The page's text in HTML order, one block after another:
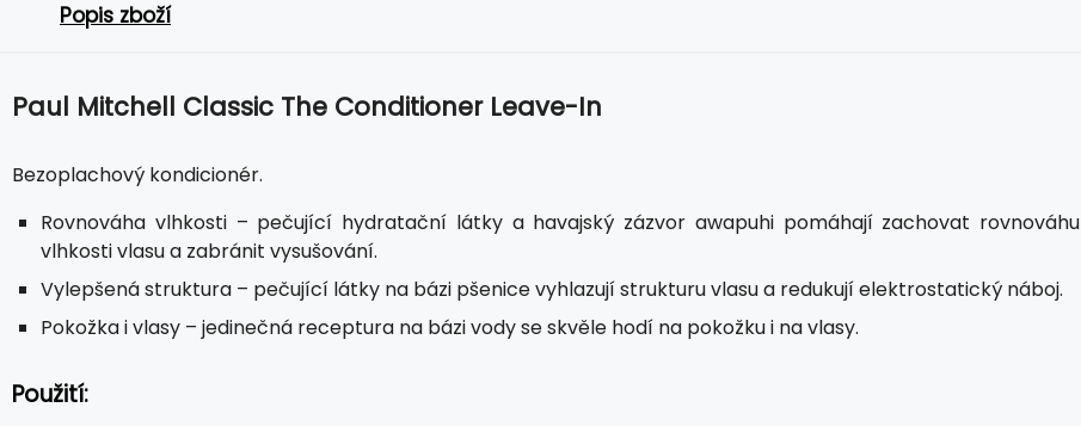
Popis zboží
Paul Mitchell Classic The Conditioner Leave-In
Bezoplachový kondicionér.
Rovnováha vlhkosti – pečující hydratační látky a havajský zázvor awapuhi pomáhají zachovat rovnováhu
vlhkosti vlasu a zabránit vysušování.
Vylepšená struktura – pečující látky na bázi pšenice vyhlazují strukturu vlasu a redukují elektrostatický náboj.
Pokožka i vlasy – jedinečná receptura na bázi vody se skvěle hodí na pokožku i na vlasy.
Použití: